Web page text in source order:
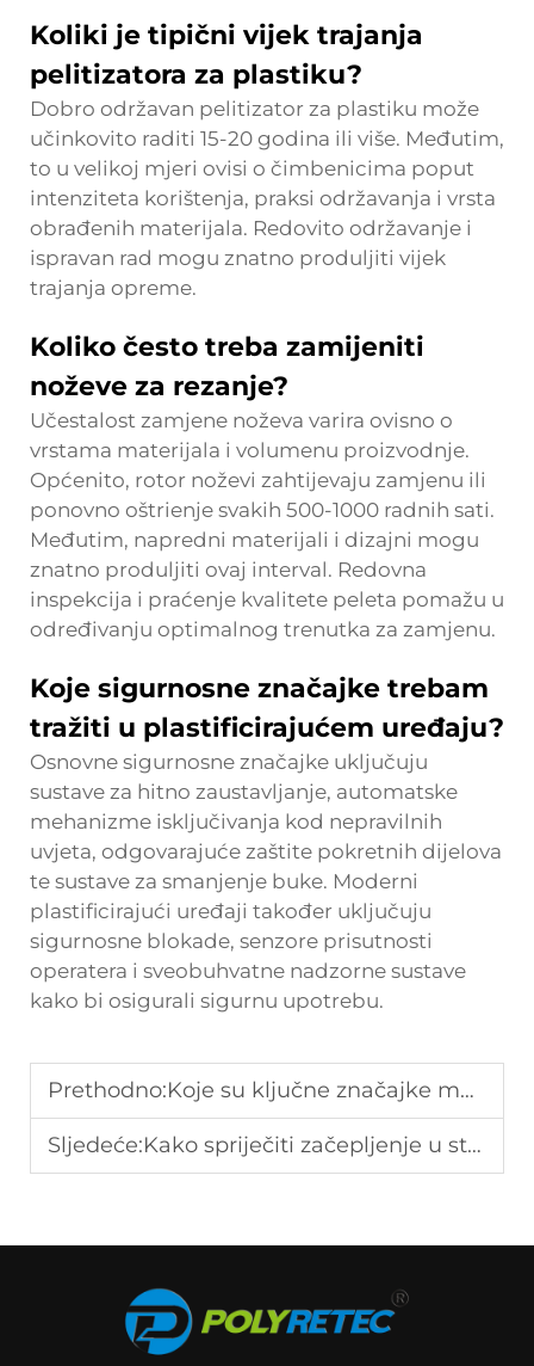
Koliki je tipični vijek trajanja
pelitizatora za plastiku?
Dobro održavan pelitizator za plastiku može
učinkovito raditi 15-20 godina ili više. Međutim,
to u velikoj mjeri ovisi o čimbenicima poput
intenziteta korištenja, praksi održavanja i vrsta
obrađenih materijala. Redovito održavanje i
ispravan rad mogu znatno produljiti vijek
trajanja opreme.
Koliko često treba zamijeniti
noževe za rezanje?
Učestalost zamjene noževa varira ovisno o
vrstama materijala i volumenu proizvodnje.
Općenito, rotor noževi zahtijevaju zamjenu ili
ponovno oštrienje svakih 500-1000 radnih sati.
Međutim, napredni materijali i dizajni mogu
znatno produljiti ovaj interval. Redovna
inspekcija i praćenje kvalitete peleta pomažu u
određivanju optimalnog trenutka za zamjenu.
Koje sigurnosne značajke trebam
tražiti u plastificirajućem uređaju?
Osnovne sigurnosne značajke uključuju
sustave za hitno zaustavljanje, automatske
mehanizme isključivanja kod nepravilnih
uvjeta, odgovarajuće zaštite pokretnih dijelova
te sustave za smanjenje buke. Moderni
plastificirajući uređaji također uključuju
sigurnosne blokade, senzore prisutnosti
operatera i sveobuhvatne nadzorne sustave
kako bi osigurali sigurnu upotrebu.
Prethodno:Koje su ključne značajke modernog stroja za reciklažu folije?
Sljedeće:Kako spriječiti začepljenje u strojevima za reciklažu plastičnih folija?